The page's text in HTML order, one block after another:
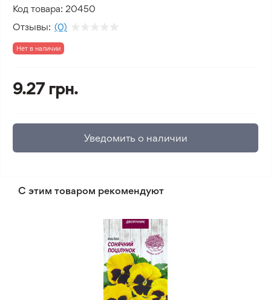
Код товара: 20450
Отзывы: (0)
Нет в наличии
9.27 грн.
Уведомить о наличии
С этим товаром рекомендуют